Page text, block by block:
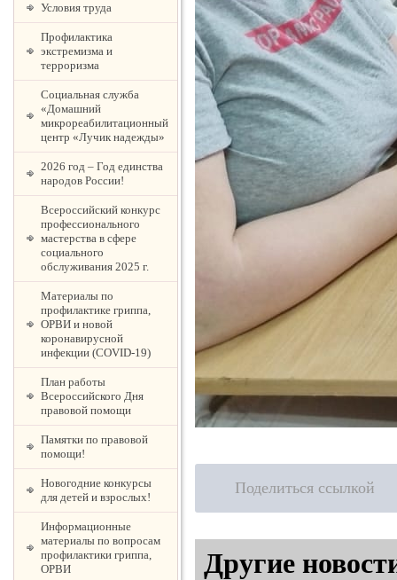
Условия труда
Профилактика
экстремизма и
терроризма
Социальная служба
«Домашний
микрореабилитационный
центр «Лучик надежды»
2026 год – Год единства
народов России!
Всероссийский конкурс
профессионального
мастерства в сфере
социального
обслуживания 2025 г.
Материалы по
профилактике гриппа,
ОРВИ и новой
коронавирусной
инфекции (COVID-19)
План работы
Всероссийского Дня
правовой помощи
Памятки по правовой
помощи!
Новогодние конкурсы
для детей и взрослых!
Информационные
материалы по вопросам
профилактики гриппа,
ОРВИ
Поделиться ссылкой
Другие